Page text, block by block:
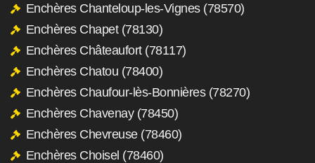
Enchères Chanteloup-les-Vignes (78570)
Enchères Chapet (78130)
Enchères Châteaufort (78117)
Enchères Chatou (78400)
Enchères Chaufour-lès-Bonnières (78270)
Enchères Chavenay (78450)
Enchères Chevreuse (78460)
Enchères Choisel (78460)